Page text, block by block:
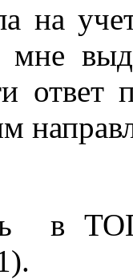
на
ответ
в